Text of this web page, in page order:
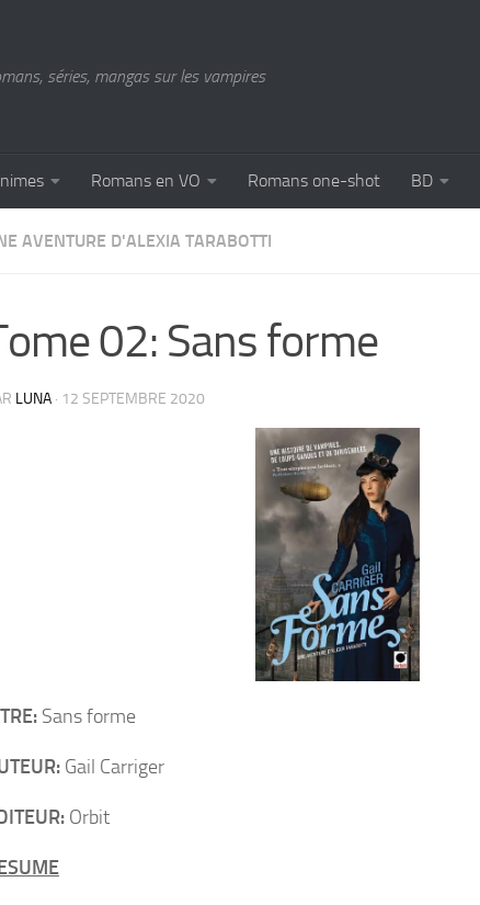
séries, mangas sur les vampires
Romans en VO Romans one-shot BD
AVENTURE D'ALEXIA TARABOTTI
02: Sans forme
LUNA · 12 SEPTEMBRE 2020
Sans forme
Gail Carriger
Orbit